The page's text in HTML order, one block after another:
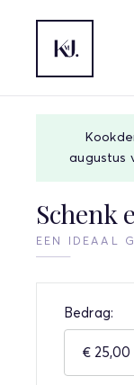
augustus
Schenk
EEN IDEAAL
Bedrag: